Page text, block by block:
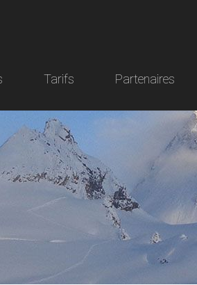
Tarifs Partenaires